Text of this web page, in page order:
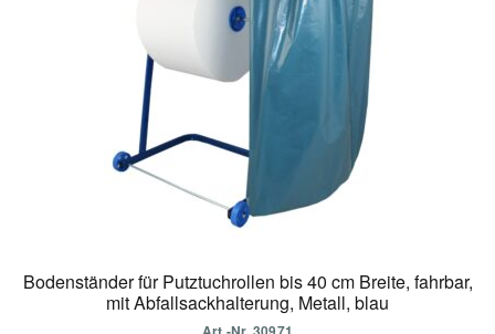
Bodenständer für Putztuchrollen bis 40 cm Breite, fahrbar,
mit Abfallsackhalterung, Metall, blau